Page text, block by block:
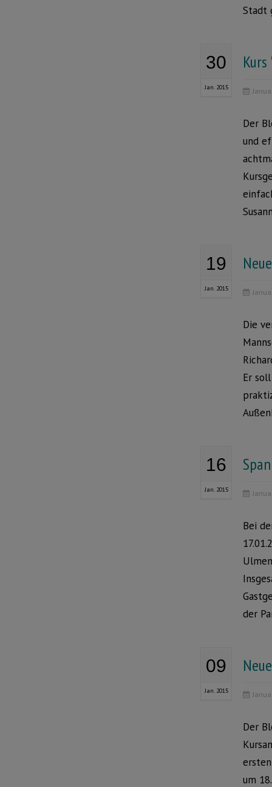
Stadt
30
Jan. 2015
Der
und
19
Jan. 2015
Die
Er
16
Jan. 2015
Bei
der
09
Jan. 2015
Der
um